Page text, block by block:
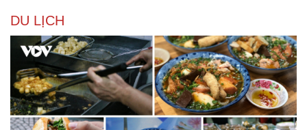
DU LỊCH